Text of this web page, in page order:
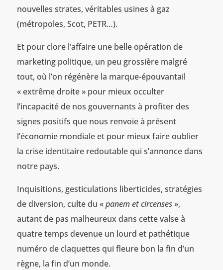
nouvelles strates, véritables usines à gaz
(métropoles, Scot, PETR…).
Et pour clore l’affaire une belle opération de
marketing politique, un peu grossière malgré
tout, où l’on régénère la marque-épouvantail
« extrême droite » pour mieux occulter
l’incapacité de nos gouvernants à profiter des
signes positifs que nous renvoie à présent
l’économie mondiale et pour mieux faire oublier
la crise identitaire redoutable qui s’annonce dans
notre pays.
Inquisitions, gesticulations liberticides, stratégies
de diversion, culte du «panem et circenses»,
autant de pas malheureux dans cette valse à
quatre temps devenue un lourd et pathétique
numéro de claquettes qui fleure bon la fin d’un
règne, la fin d’un monde.